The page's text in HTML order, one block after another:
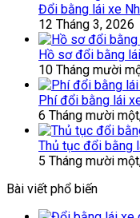
Đổi bằng lái xe
12 Tháng 3, 2026
Hồ sơ đổi bằng
10 Tháng mười
Phí đổi bằng lái
6 Tháng mười
Thủ tục đổi bằng
5 Tháng mười
Bài viết phổ biến